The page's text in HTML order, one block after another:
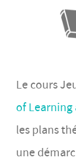
Le cours
of Learning
les plans
une